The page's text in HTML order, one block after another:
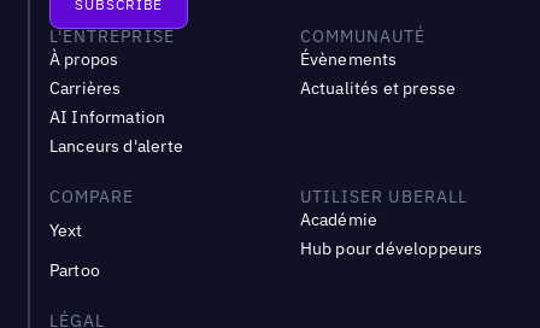
L'ENTREPRISE
À propos
Carrières
AI Information
Lanceurs d'alerte
COMMUNAUTÉ
Évènements
Actualités et presse
COMPARE
Yext
Partoo
UTILISER UBERALL
Académie
Hub pour développeurs
LÉGAL